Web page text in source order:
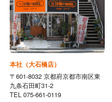
本社（大石橋店）
〒601-8032 京都府京都市南区東
九条石田町31-2
TEL 075-661-0119